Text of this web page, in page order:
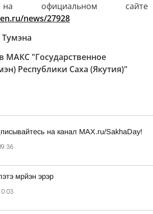
официальном сайте
news/27928
МАКС "Государственное
Республики Саха (Якутия)"
на канал MAX.ru/SakhaDay!
мрйэн эрэр